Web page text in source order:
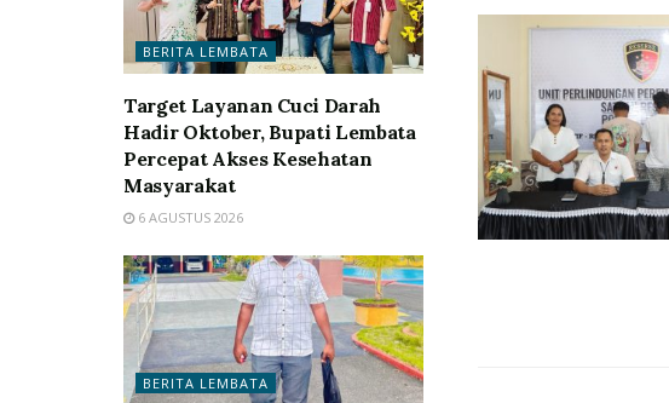
BERITA LEMBATA
Target Layanan Cuci Darah
Hadir Oktober, Bupati Lembata
Percepat Akses Kesehatan
Masyarakat
6 AGUSTUS 2026
BERITA LEMBATA